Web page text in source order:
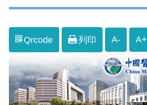
Qrcode 列印 A- A+